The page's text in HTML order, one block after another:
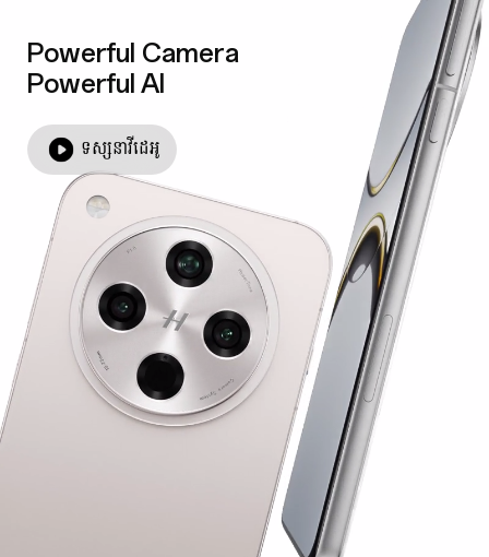
Powerful Camera
Powerful AI
ទស្សនាវីដេអូ